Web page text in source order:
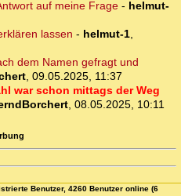
auf meine Frage- helmut-
lassen - helmut-1,
dem Namen gefragt und
, 09.05.2025, 11:37
war schon mittags der Weg
, 08.05.2025, 10:11
Benutzer, 4260 Benutzer online (6